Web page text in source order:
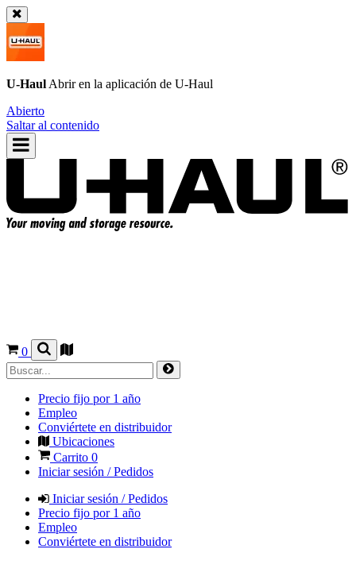
U-Haul Abrir en la aplicación de U-Haul
Abierto
Saltar al contenido
0
Precio fijo por 1 año
Empleo
Conviértete en distribuidor
Ubicaciones
Carrito 0
Iniciar sesión / Pedidos
Iniciar sesión / Pedidos
Precio fijo por 1 año
Empleo
Conviértete en distribuidor